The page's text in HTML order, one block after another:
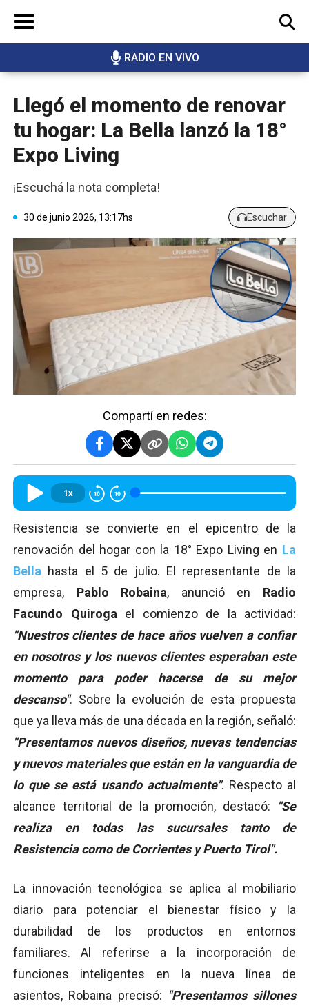
RADIO EN VIVO
BUSCAR
Llegó el momento de renovar
tu hogar: La Bella lanzó la 18°
Expo Living
¡Escuchá la nota completa!
30 de junio 2026, 13:17hs Escuchar
Compartí en redes:
1x
Resistencia se convierte en el epicentro de la
renovación del hogar con la 18° Expo Living en La
Bella hasta el 5 de julio. El representante de la
empresa, Pablo Robaina, anunció en Radio
Facundo Quiroga el comienzo de la actividad:
"Nuestros clientes de hace años vuelven a confiar
en nosotros y los nuevos clientes esperaban este
momento para poder hacerse de su mejor
descanso". Sobre la evolución de esta propuesta
que ya lleva más de una década en la región, señaló:
"Presentamos nuevos diseños, nuevas tendencias
y nuevos materiales que están en la vanguardia de
lo que se está usando actualmente". Respecto al
alcance territorial de la promoción, destacó:
"Se
realiza en todas las sucursales tanto de
Resistencia como de Corrientes y Puerto Tirol".
La innovación tecnológica se aplica al mobiliario
diario para potenciar el bienestar físico y la
durabilidad de los productos en entornos
familiares. Al referirse a la incorporación de
funciones inteligentes en la nueva línea de
asientos, Robaina precisó: "Presentamos sillones